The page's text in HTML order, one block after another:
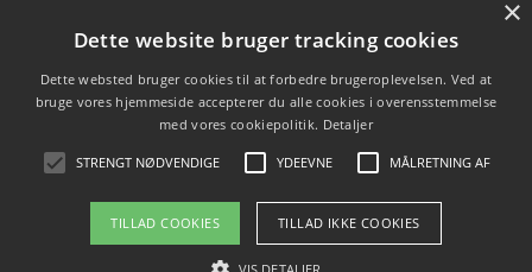
Skoleting
Smykker og tilbehør
Tasker og bagage
Tøj og tekstiler
Modtager
×
Dette website bruger tracking cookies
Dette websted bruger cookies til at forbedre brugeroplevelsen. Ved at
bruge vores hjemmeside accepterer du alle cookies i overensstemmelse
med vores cookiepolitik. Detaljer
STRENGT NØDVENDIGE YDEEVNE MÅLRETNING AF
TILLAD COOKIES TILLAD IKKE COOKIES